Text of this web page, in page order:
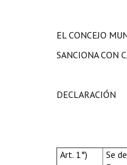
EL CONCEJO
SANCIONA CON
DECLARACIÓN
Art. 1°)
Se